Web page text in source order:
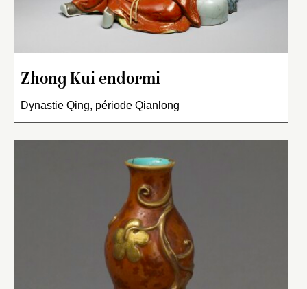
Zhong Kui endormi
Dynastie Qing, période Qianlong